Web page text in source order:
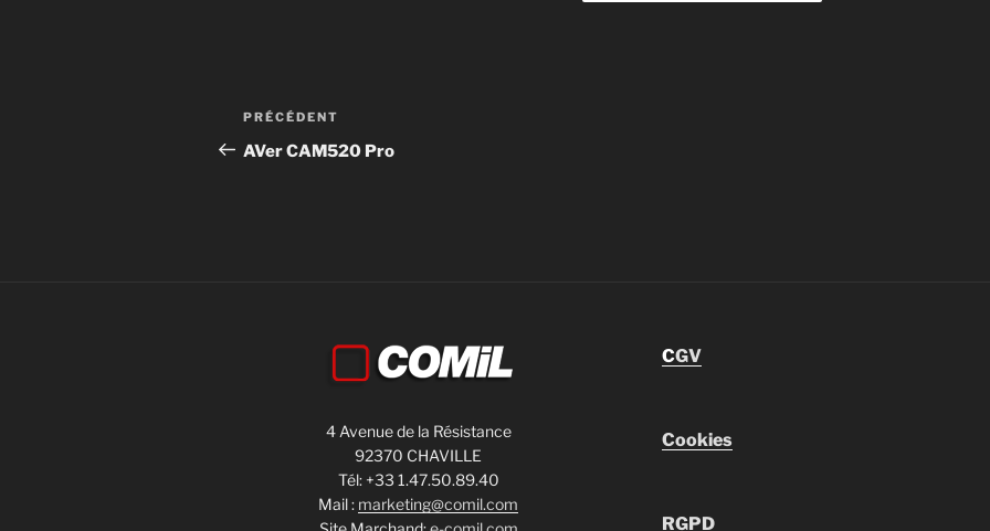
PRÉCÉDENT
AVer CAM520 Pro
4 Avenue de la Résistance
92370 CHAVILLE
Tél: +33 1.47.50.89.40
Mail : marketing@comil.com
CGV
Cookies
RGPD